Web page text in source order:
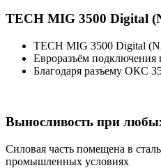
TECH MIG 3500 Digital
TECH MIG 3500 Digital
Евроразъём подключения
Благодаря разъему ОКС
Выносливость при
Силовая часть помещена в
промышленных условиях